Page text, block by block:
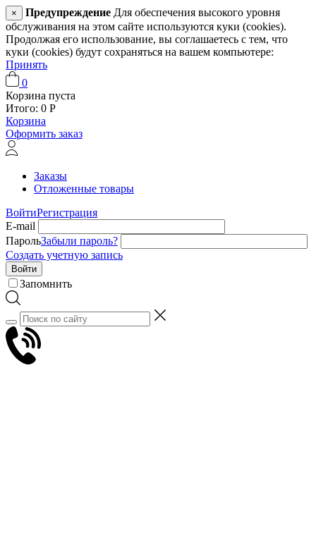
× Предупреждение Для обеспечения высокого уровня
обслуживания на этом сайте используются куки (cookies).
Продолжая его использование, вы соглашаетесь с тем, что
куки (cookies) будут сохраняться на вашем компьютере:
Принять
0
Корзина пуста
Итого: 0 Р
Корзина
Оформить заказ
Заказы
Отложенные товары
ВойтиРегистрация
E-mail
ПарольЗабыли пароль?
Создать учетную запись
Войти
Запомнить